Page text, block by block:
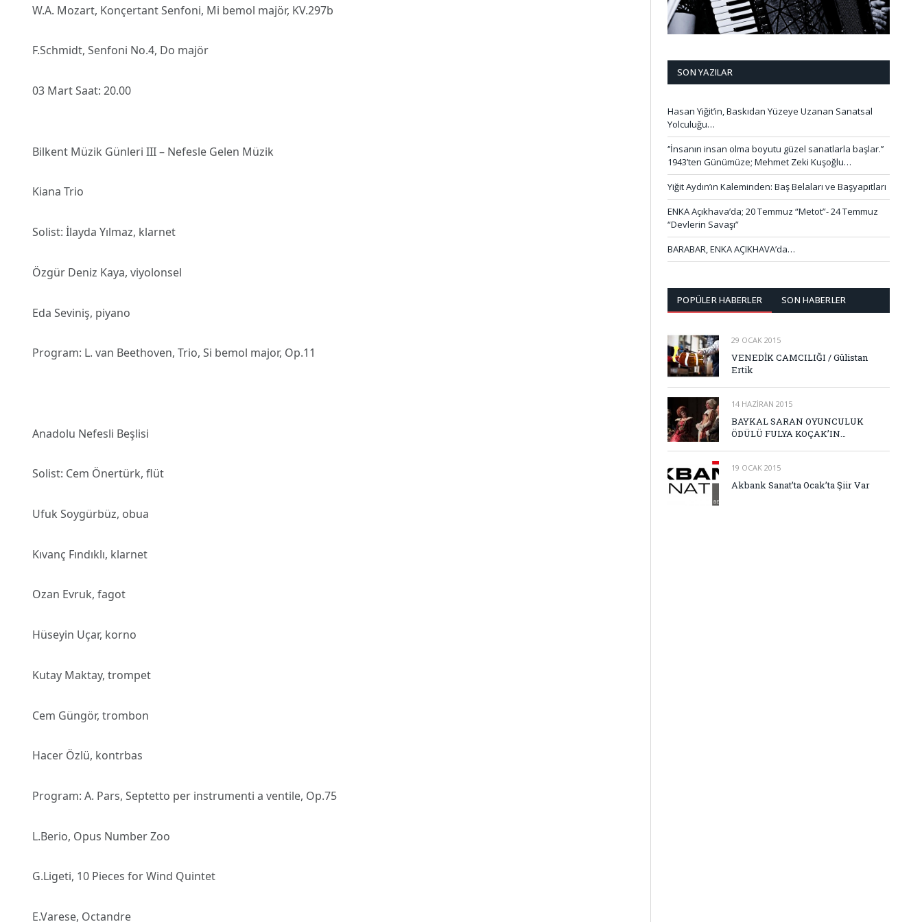
W.A. Mozart, Konçertant Senfoni, Mi bemol majör, KV.297b
F.Schmidt, Senfoni No.4, Do majör
03 Mart Saat: 20.00
Bilkent Müzik Günleri III – Nefesle Gelen Müzik
Kiana Trio
Solist: İlayda Yılmaz, klarnet
Özgür Deniz Kaya, viyolonsel
Eda Seviniş, piyano
Program: L. van Beethoven, Trio, Si bemol major, Op.11
Anadolu Nefesli Beşlisi
Solist: Cem Önertürk, flüt
Ufuk Soygürbüz, obua
Kıvanç Fındıklı, klarnet
Ozan Evruk, fagot
Hüseyin Uçar, korno
Kutay Maktay, trompet
Cem Güngör, trombon
Hacer Özlü, kontrbas
Program: A. Pars, Septetto per instrumenti a ventile, Op.75
L.Berio, Opus Number Zoo
G.Ligeti, 10 Pieces for Wind Quintet
E.Varese, Octandre
SON YAZILAR
Hasan Yiğit’in, Baskıdan Yüzeye Uzanan Sanatsal
Yolculuğu…
‘’İnsanın insan olma boyutu güzel sanatlarla başlar.’’
1943’ten Günümüze; Mehmet Zeki Kuşoğlu…
Yiğit Aydın’ın Kaleminden: Baş Belaları ve Başyapıtları
ENKA Açıkhava’da; 20 Temmuz “Metot”- 24 Temmuz
“Devlerin Savaşı”
BARABAR, ENKA AÇIKHAVA’da…
POPÜLER HABERLER SON HABERLER
29 OCAK 2015
VENEDİK CAMCILIĞI / Gülistan
Ertik
14 HAZIRAN 2015
BAYKAL SARAN OYUNCULUK
ÖDÜLÜ FULYA KOÇAK’IN…
19 OCAK 2015
Akbank Sanat’ta Ocak’ta Şiir Var